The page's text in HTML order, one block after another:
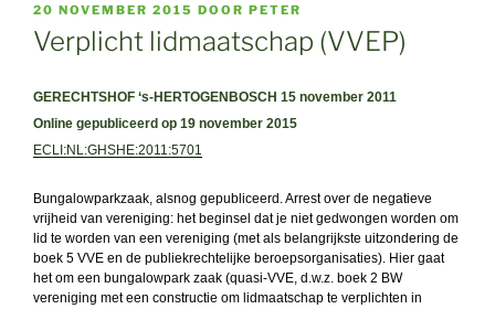
GEPLAATST
OP
20 NOVEMBER 2015 DOOR PETER
Verplicht lidmaatschap (VVEP)
GERECHTSHOF ‘s-HERTOGENBOSCH 15 november 2011
Online gepubliceerd op 19 november 2015
ECLI:NL:GHSHE:2011:5701
Bungalowparkzaak, alsnog gepubliceerd. Arrest over de negatieve
vrijheid van vereniging: het beginsel dat je niet gedwongen worden om
lid te worden van een vereniging (met als belangrijkste uitzondering de
boek 5 VVE en de publiekrechtelijke beroepsorganisaties). Hier gaat
het om een bungalowpark zaak (quasi-VVE, d.w.z. boek 2 BW
vereniging met een constructie om lidmaatschap te verplichten in